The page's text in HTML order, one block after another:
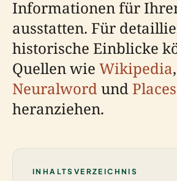
Informationen für
ausstatten. Für
historische Einblicke
Quellen wie Wikipedia,
Neuralwordund
heranziehen.
INHALTSVERZEICHNIS